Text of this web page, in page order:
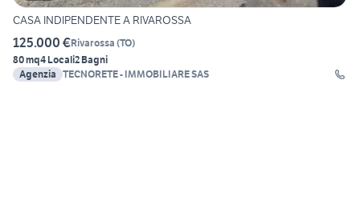
CASA INDIPENDENTE A RIVAROSSA
125.000 €Rivarossa (TO)
80 mq4 Locali2 Bagni
Agenzia
TECNORETE - IMMOBILIARE SAS